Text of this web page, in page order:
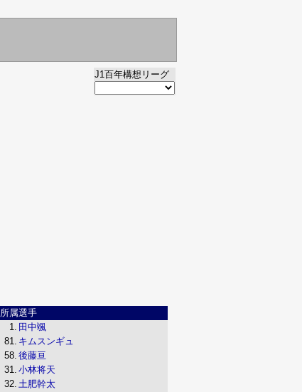
J1百年構想リーグ
所属選手
1. 田中颯
81. キムスンギュ
58. 後藤亘
31. 小林将天
32. 土肥幹太